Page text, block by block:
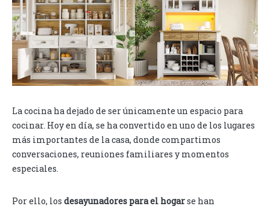
La cocina ha dejado de ser únicamente un espacio para
cocinar. Hoy en día, se ha convertido en uno de los lugares
más importantes de la casa, donde compartimos
conversaciones, reuniones familiares y momentos
especiales.
Por ello, los desayunadores para el hogarse han